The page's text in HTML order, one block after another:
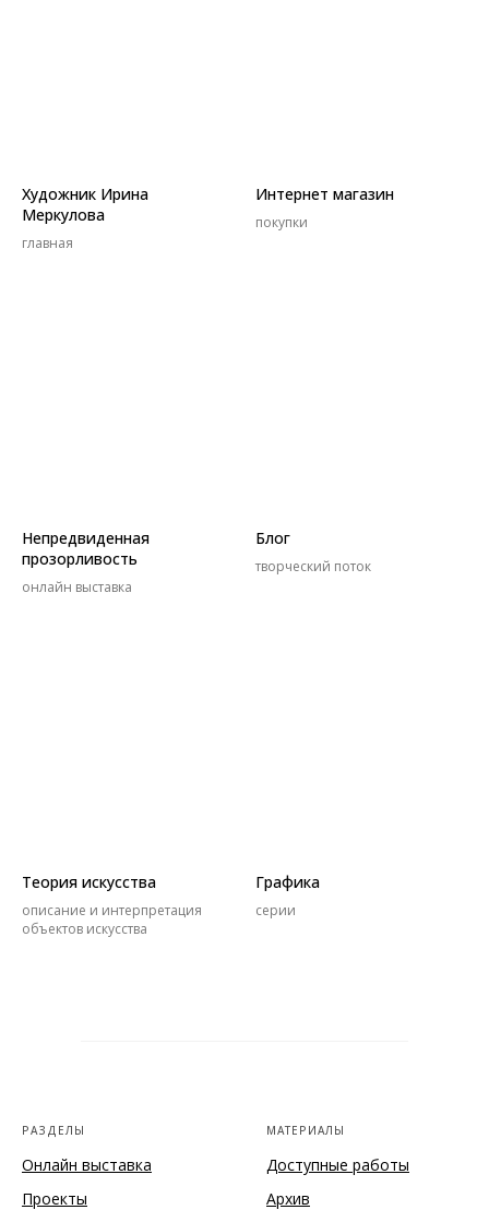
Художник Ирина
Меркулова
главная
Интернет магазин
покупки
Непредвиденная
прозорливость
онлайн выставка
Блог
творческий поток
Теория искусства
описание и интерпретация
объектов искусства
Графика
серии
РАЗДЕЛЫ
Онлайн выставка
Проекты
МАТЕРИАЛЫ
Доступные работы
Архив